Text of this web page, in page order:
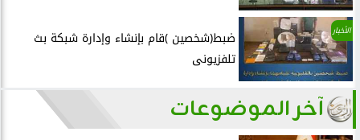
الأخبار
ضبط(شخصين )قام بإنشاء وإدارة شبكة بث
تلفزيونى
آخر الموضوعات